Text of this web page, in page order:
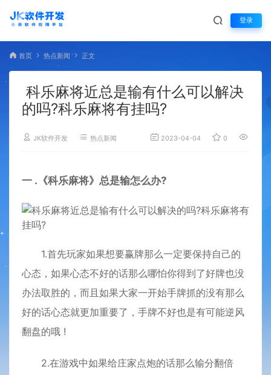
登录
首页 热点新闻 正文
科乐麻将近总是输有什么可以解决
的吗?科乐麻将有挂吗?
JK软件开发 热点新闻 2023-04-04 0
一 .《科乐麻将》总是输怎么办?
1.首先玩家如果想要赢牌那么一定要保持自己的
心态，如果心态不好的话那么哪怕你得到了好牌也没
办法取胜的，而且如果大家一开始手牌抓的没有那么
好的话心态就更加重要了，手牌不好也是有可能逆风
翻盘的哦 !
2.在游戏中如果给庄家点炮的话那么输分翻倍